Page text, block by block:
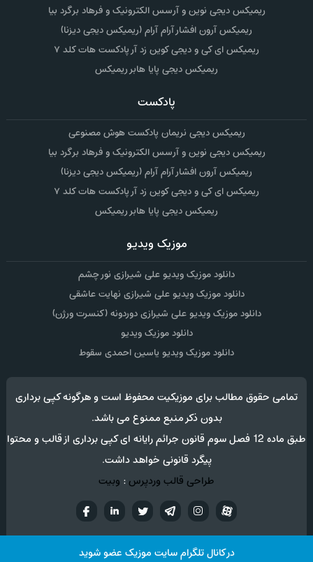
ریمیکس دیجی نوین و آرسس الکترونیک و فرهاد برگرد بیا
ریمیکس آرون افشار آرام آرام (ریمیکس دیجی دیزنا)
ریمیکس ای کی و دیجی کوین زد آر پادکست هات کلد ۷
ریمیکس دیجی پایا هابر ریمیکس
پادکست
ریمیکس دیجی نریمان پادکست هوش مصنوعی
ریمیکس دیجی نوین و آرسس الکترونیک و فرهاد برگرد بیا
ریمیکس آرون افشار آرام آرام (ریمیکس دیجی دیزنا)
ریمیکس ای کی و دیجی کوین زد آر پادکست هات کلد ۷
ریمیکس دیجی پایا هابر ریمیکس
موزیک ویدیو
دانلود موزیک ویدیو علی شیرازی نور چشم
دانلود موزیک ویدیو علی شیرازی نهایت عاشقی
دانلود موزیک ویدیو علی شیرازی دوردونه (کنسرت ورژن)
دانلود موزیک ویدیو
دانلود موزیک ویدیو یاسین احمدی سقوط
تمامی حقوق مطالب برای موزیکیت محفوظ است و هرگونه کپی برداری
بدون ذکر منبع ممنوع می باشد.
طبق ماده 12 فصل سوم قانون جرائم رایانه ای کپی برداری از قالب و محتوا
پیگرد قانونی خواهد داشت.
طراحی قالب وردپرس: وبیت
تويترتلگراماینستاگرام آپارات
در کانال تلگرام سایت موزیک عضو شوید